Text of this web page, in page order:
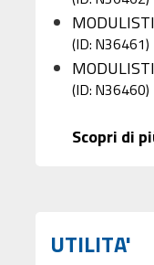
(ID: N36461)
(ID: N36460)
Scopri di
UTILITA'